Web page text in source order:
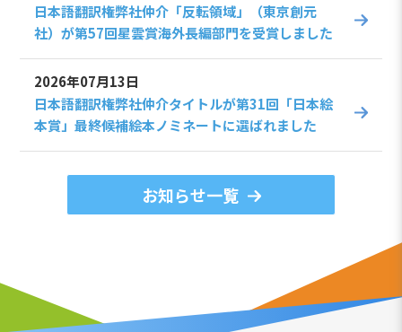
日本語翻訳権弊社仲介「反転領域」（東京創元
社）が第57回星雲賞海外長編部門を受賞しました
2026年07月13日
日本語翻訳権弊社仲介タイトルが第31回「日本絵
本賞」最終候補絵本ノミネートに選ばれました
お知らせ一覧